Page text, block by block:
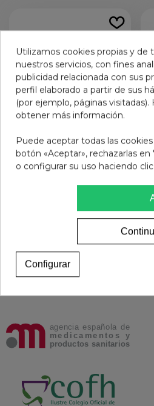
GAFAS PROTEC PARKER
RED 1.5
Añadir al carrito
Utilizamos cookies propias y de
nuestros servicios, con fines
publicidad relacionada con sus
perfil elaborado a partir de sus
(por ejemplo, páginas visitadas).
obtener más información.
Puede aceptar todas las
botón «Aceptar», rechazarlas
o configurar su uso haciendo
Configurar